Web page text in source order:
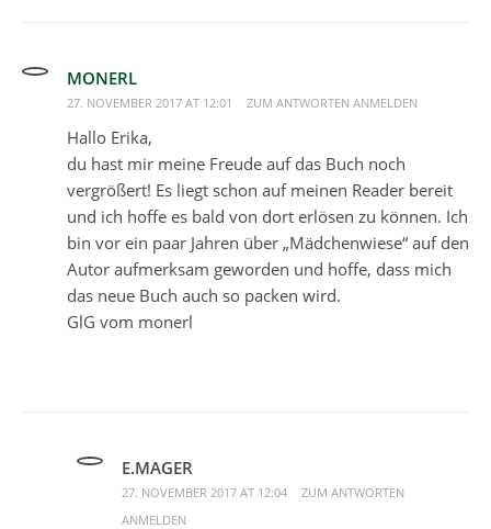
MONERL
27. NOVEMBER 2017 AT 12:01 ZUM ANTWORTEN ANMELDEN
Hallo Erika,
du hast mir meine Freude auf das Buch noch
vergrößert! Es liegt schon auf meinen Reader bereit
und ich hoffe es bald von dort erlösen zu können. Ich
bin vor ein paar Jahren über „Mädchenwiese“ auf den
Autor aufmerksam geworden und hoffe, dass mich
das neue Buch auch so packen wird.
GlG vom monerl
E.MAGER
27. NOVEMBER 2017 AT 12:04
ZUM ANTWORTEN
ANMELDEN